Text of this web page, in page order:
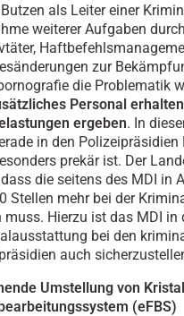
als Leiter einer
weiterer Aufgaben
zur
die Problematik
Personal
ergeben. In
in den
prekär ist. Der
die seitens des MDI in
Stellen mehr bei der
muss. Hierzu ist das MDI in
bei den
auch
Umstellung von
(eFBS)